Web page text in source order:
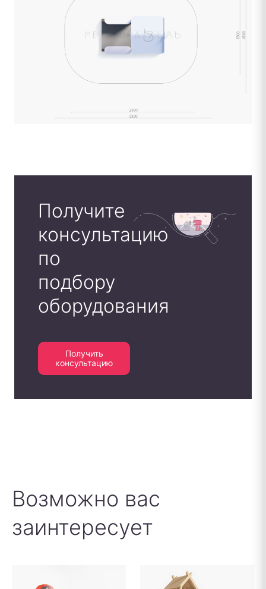
Получите
консультацию
по
подбору
оборудования
Получить
консультацию
Возможно вас
заинтересует